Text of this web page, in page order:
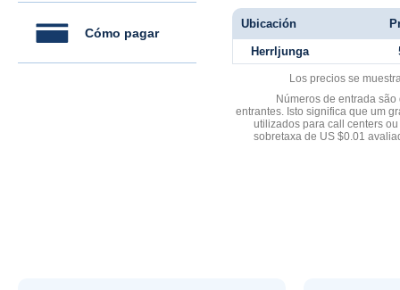
Cómo pagar
Ubicación
Herrljunga
Los precios se
Números de entrada
entrantes. Isto significa que um
utilizados para call centers
sobretaxa de US $0.01